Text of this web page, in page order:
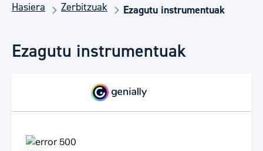
Hasiera Zerbitzuak Ezagutu instrumentuak
Ezagutu instrumentuak